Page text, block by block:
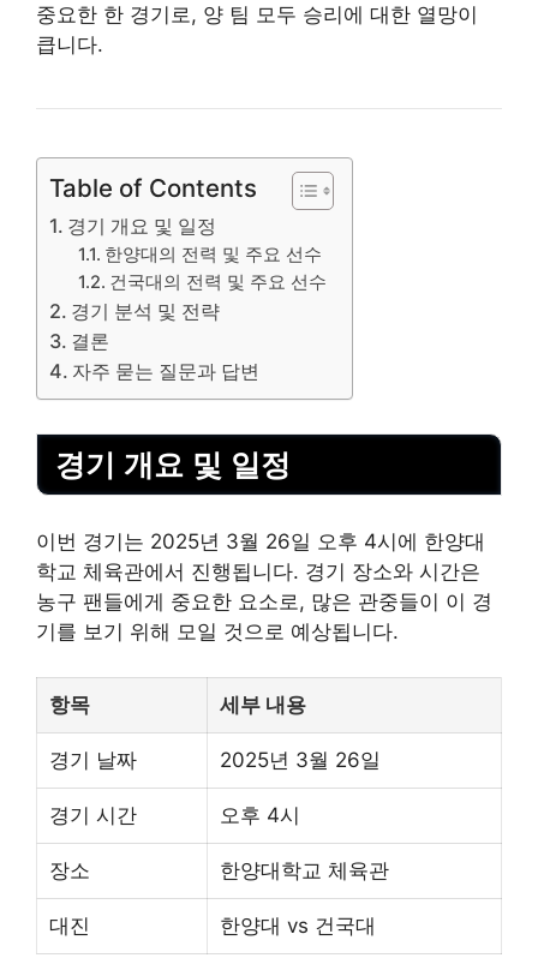
중요한 한 경기로, 양 팀 모두 승리에 대한 열망이
큽니다.
Table of Contents
경기 개요 및 일정
한양대의 전력 및 주요 선수
건국대의 전력 및 주요 선수
경기 분석 및 전략
결론
자주 묻는 질문과 답변
경기 개요 및 일정
이번 경기는 2025년 3월 26일 오후 4시에 한양대
학교 체육관에서 진행됩니다. 경기 장소와 시간은
농구 팬들에게 중요한 요소로, 많은 관중들이 이 경
기를 보기 위해 모일 것으로 예상됩니다.
항목 세부 내용
경기 날짜 2025년 3월 26일
경기 시간 오후 4시
장소 한양대학교 체육관
대진 한양대 vs 건국대